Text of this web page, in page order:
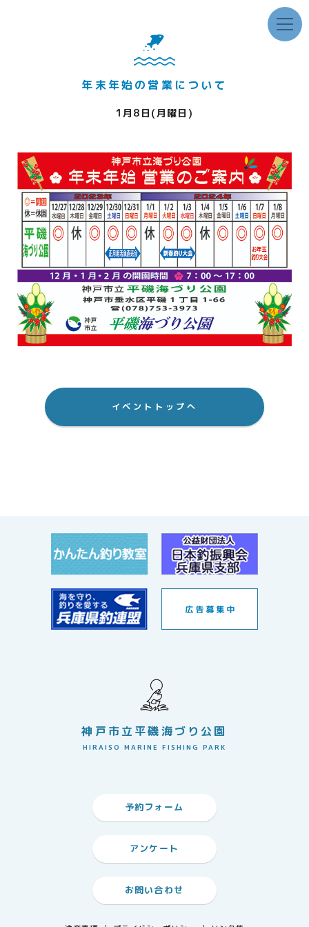
年末年始の営業について
1月8日(月曜日)
イベントトップへ
神戸市立平磯海づり公園
HIRAISO MARINE FISHING PARK
予約フォーム
アンケート
お問い合わせ